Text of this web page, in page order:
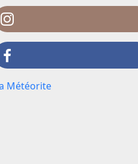
Météorite